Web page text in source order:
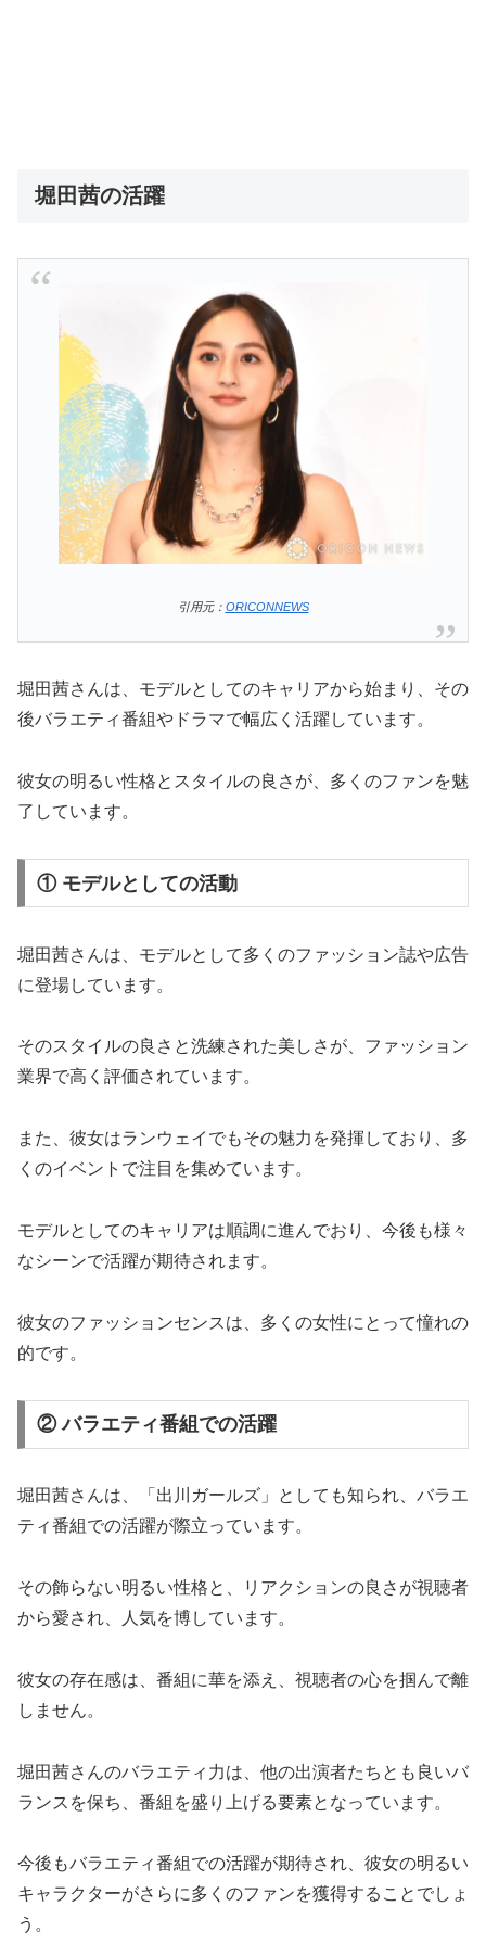
堀田茜の活躍
引用元： ORICONNEWS
堀田茜さんは、モデルとしてのキャリアから始まり、その
後バラエティ番組やドラマで幅広く活躍しています。
彼女の明るい性格とスタイルの良さが、多くのファンを魅
了しています。
① モデルとしての活動
堀田茜さんは、モデルとして多くのファッション誌や広告
に登場しています。
そのスタイルの良さと洗練された美しさが、ファッション
業界で高く評価されています。
また、彼女はランウェイでもその魅力を発揮しており、多
くのイベントで注目を集めています。
モデルとしてのキャリアは順調に進んでおり、今後も様々
なシーンで活躍が期待されます。
彼女のファッションセンスは、多くの女性にとって憧れの
的です。
② バラエティ番組での活躍
堀田茜さんは、「出川ガールズ」としても知られ、バラエ
ティ番組での活躍が際立っています。
その飾らない明るい性格と、リアクションの良さが視聴者
から愛され、人気を博しています。
彼女の存在感は、番組に華を添え、視聴者の心を掴んで離
しません。
堀田茜さんのバラエティ力は、他の出演者たちとも良いバ
ランスを保ち、番組を盛り上げる要素となっています。
今後もバラエティ番組での活躍が期待され、彼女の明るい
キャラクターがさらに多くのファンを獲得することでしょ
う。